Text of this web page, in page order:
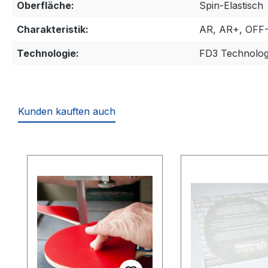
Oberfläche:
Spin-Elastisch
Charakteristik:
AR, AR+, OFF-
Technologie:
FD3
Kunden kauften auch